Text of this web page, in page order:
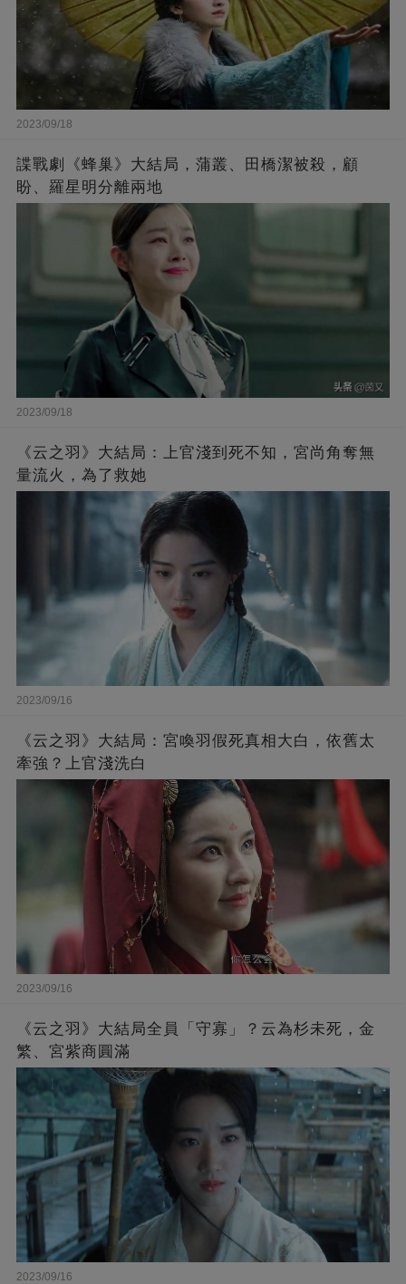
2023/09/18
諜戰劇《蜂巢》大結局，蒲叢、田橋潔被殺，顧
盼、羅星明分離兩地
2023/09/18
《云之羽》大結局：上官淺到死不知，宮尚角奪無
量流火，為了救她
2023/09/16
《云之羽》大結局：宮喚羽假死真相大白，依舊太
牽強？上官淺洗白
2023/09/16
《云之羽》大結局全員「守寡」？云為杉未死，金
繁、宮紫商圓滿
2023/09/16